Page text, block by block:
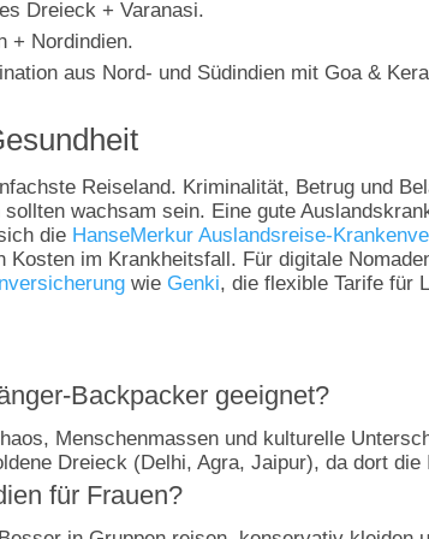
Dreieck + Varanasi.
+ Nordindien.
aus Nord- und Südindien mit Goa &
Reiseland. Kriminalität, Betrug und
wachsam sein. Eine gute
die HanseMerkur Auslandsreise-
Kosten im Krankheitsfall. Für digitale
wie Genki, die flexible Tarife für
Backpacker geeignet?
Menschenmassen und kulturelle
Dreieck (Delhi, Agra, Jaipur), da dort
für Frauen?